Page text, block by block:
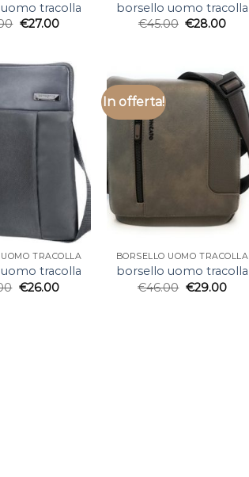
tracolla
€27.00
borsello uomo tracolla
€45.00 €28.00
TRACOLLA
tracolla
€26.00
In offerta!
BORSELLO UOMO TRACOLLA
borsello uomo tracolla
€46.00 €29.00